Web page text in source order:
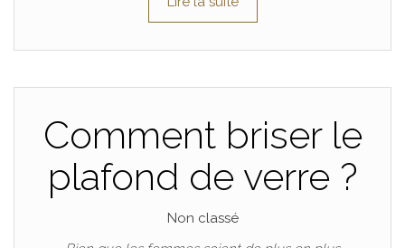
Comment briser le
plafond de verre ?
Non classé